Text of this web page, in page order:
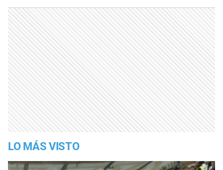
LO MÁS VISTO